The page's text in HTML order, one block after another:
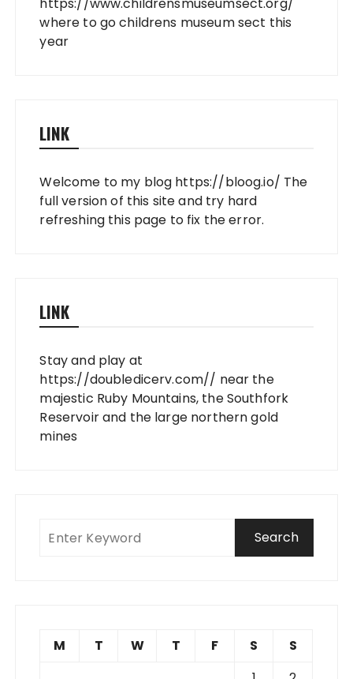
where to go childrens museum sect this
year
LINK
Welcome to my blog https://bloog.io/ The
full version of this site and try hard
refreshing this page to fix the error.
LINK
Stay and play at
https://doubledicerv.com// near the
majestic Ruby Mountains, the Southfork
Reservoir and the large northern gold
mines
M T W T F S
S